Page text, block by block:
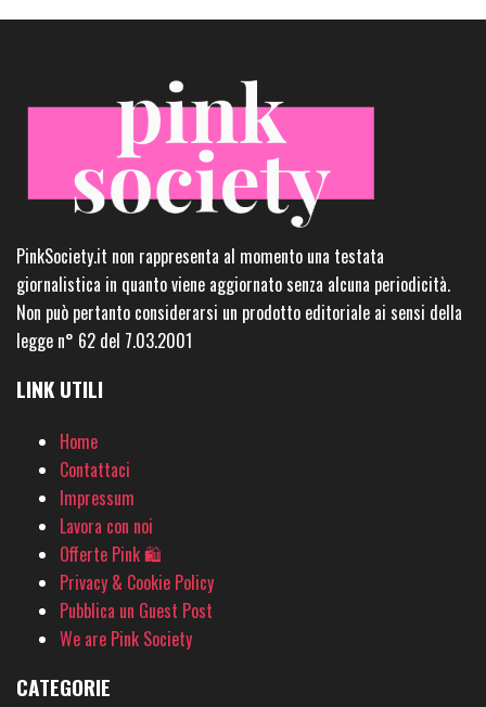
PinkSociety.it non rappresenta al momento una testata
giornalistica in quanto viene aggiornato senza alcuna periodicità.
Non può pertanto considerarsi un prodotto editoriale ai sensi della
legge n° 62 del 7.03.2001
LINK UTILI
Home
Contattaci
Impressum
Lavora con noi
Offerte Pink 🛍
Privacy & Cookie Policy
Pubblica un Guest Post
We are Pink Society
CATEGORIE